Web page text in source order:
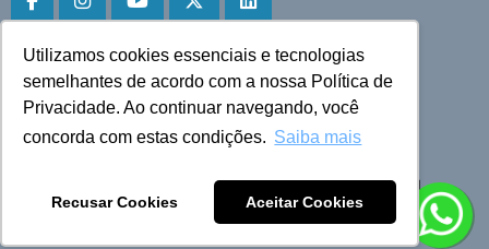
Utilizamos cookies essenciais e tecnologias
semelhantes de acordo com a nossa Política de
Privacidade. Ao continuar navegando, você
concorda com estas condições. Saiba mais
Recusar Cookies Aceitar Cookies
Faça download do aplicativo
Play Store e App Store
Todos os direitos reservados © 2025 Cruzeiro do Sul